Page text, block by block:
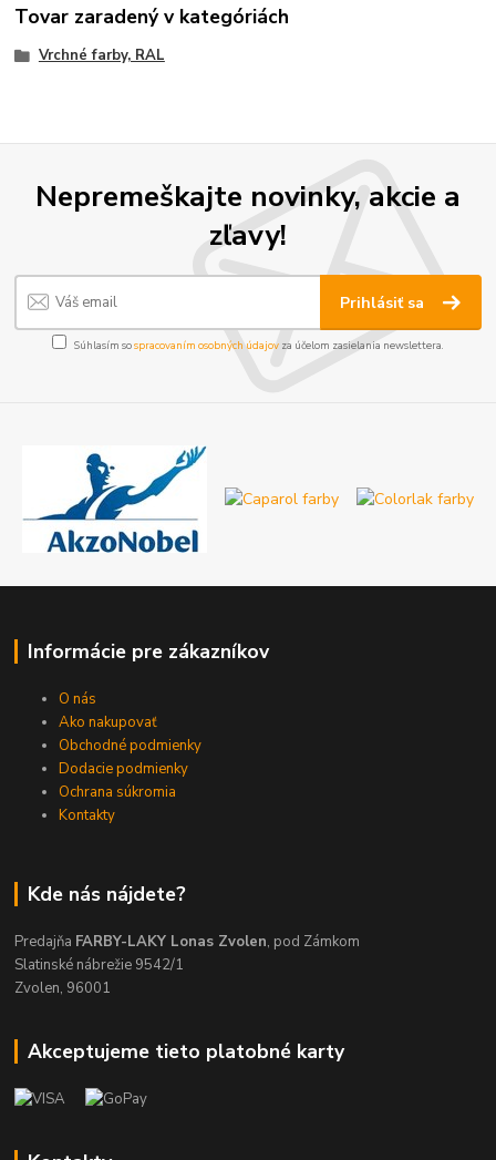
Tovar zaradený v kategóriách
Vrchné farby, RAL
Nepremeškajte novinky, akcie a
zľavy!
Prihlásiť sa
Súhlasím sospracovaním osobných údajov za účelom zasielania newslettera.
Informácie pre zákazníkov
O nás
Ako nakupovať
Obchodné podmienky
Dodacie podmienky
Ochrana súkromia
Kontakty
Kde nás nájdete?
Predajňa FARBY-LAKY Lonas Zvolen, pod Zámkom
Slatinské nábrežie 9542/1
Zvolen, 96001
Akceptujeme tieto platobné karty